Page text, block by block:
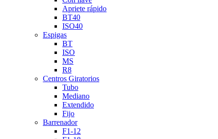
Apriete rápido
BT40
ISO40
Espigas
BT
ISO
MS
R8
Centros Giratorios
Tubo
Mediano
Extendido
Fijo
Barrenador
F1-12